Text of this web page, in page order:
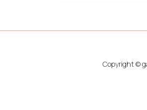
Copyright ©